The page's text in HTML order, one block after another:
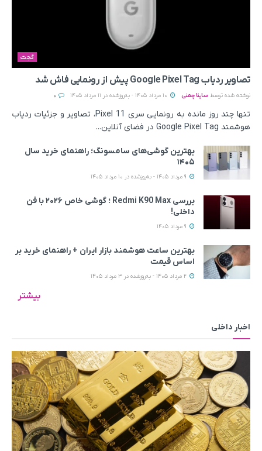
گجت
تصاویر ردیاب Google Pixel Tag پیش از رونمایی فاش شد
نوشته شده توسط ساینا چمنی
تنها چند روز مانده به رونمایی سری Pixel 11، تصاویر و جزئیات ردیاب
هوشمند Google Pixel Tag در فضای آنلاین...
بهترین گوشی‌های سامسونگ؛ راهنمای خرید سال
۱۴۰۵
بررسی Redmi K90 Max ؛ گوشی خاص‌ ۲۰۲۶ با فن
داخلی!
بهترین ساعت هوشمند بازار ایران + راهنمای خرید بر
اساس قیمت
بیشتر
اخبار داخلی